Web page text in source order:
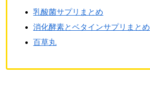
乳酸菌サプリまとめ
消化酵素とベタインサプリまとめ
百草丸